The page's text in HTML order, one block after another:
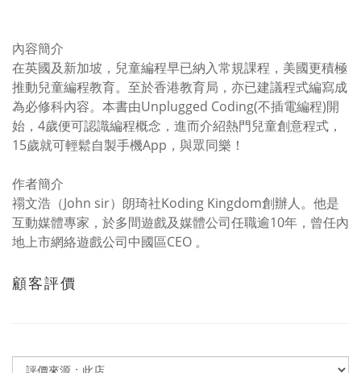
內容簡介
在英國及新加坡，兒童編程早已納入常規課程，美國更積極
推動兒童編程教育。至於香港教育局，亦已建議程式編寫成
為必修科內容。本書由Unplugged Coding(不插電編程)開
始，4歲便可認識編程概念，進而介紹熱門兒童創意程式，
15歲就可輕鬆自製手機App，與眾同樂！
作者簡介
禤文浩（John sir）朗琦社Koding Kingdom創辦人。他是
互動媒體專家，於多間遊戲及媒體公司任職逾10年，曾任內
地上市網絡遊戲公司中國區CEO 。
顧客評價